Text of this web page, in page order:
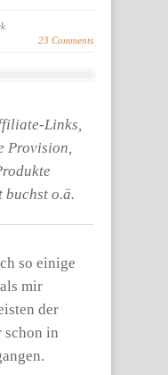
23 Comments
Links,
Provision,
buchst o.ä.
so einige
mir
der
schon in